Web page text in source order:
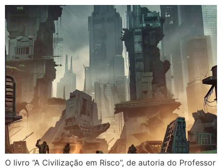
O livro “A Civilização em Risco”, de autoria do Professor